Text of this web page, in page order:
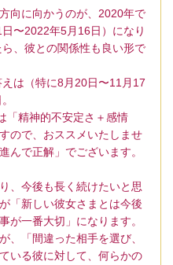
向に向かうのが、2020年で
〜2022年5月16日）になり
、彼との関係性も良い形で
は（特に8月20日〜11月17
「精神的不安定さ＋感情
ので、おススメいたしませ
んで正解」でございます。
、今後も長く続けたいと思
「新しい彼女さまとは今後
が一番大切」になります。
、「間違った相手を選び、
いる彼に対して、何らかの